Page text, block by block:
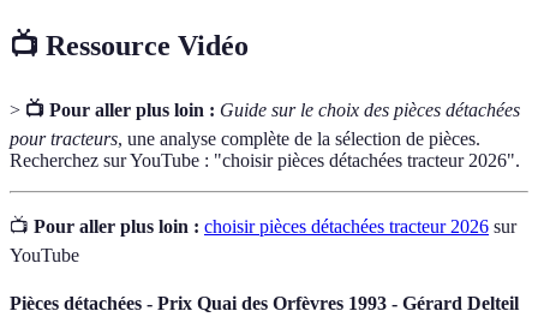
📺 Ressource Vidéo
> 📺 Pour aller plus loin : Guide sur le choix des pièces détachées
pour tracteurs, une analyse complète de la sélection de pièces.
Recherchez sur YouTube : "choisir pièces détachées tracteur 2026".
📺 Pour aller plus loin : choisir pièces détachées tracteur 2026 sur
YouTube
Pièces détachées - Prix Quai des Orfèvres 1993 - Gérard Delteil